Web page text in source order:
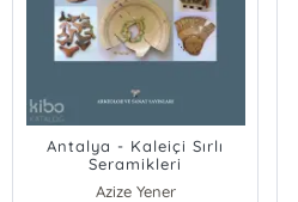
Antalya - Kaleiçi Sırlı
Seramikleri
Azize Yener